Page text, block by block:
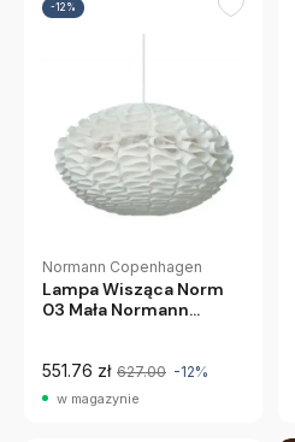
-12%
Normann Copenhagen
Lampa Wisząca Norm
03 Mała Normann
551.76 zł 627.00 -12%
w magazynie